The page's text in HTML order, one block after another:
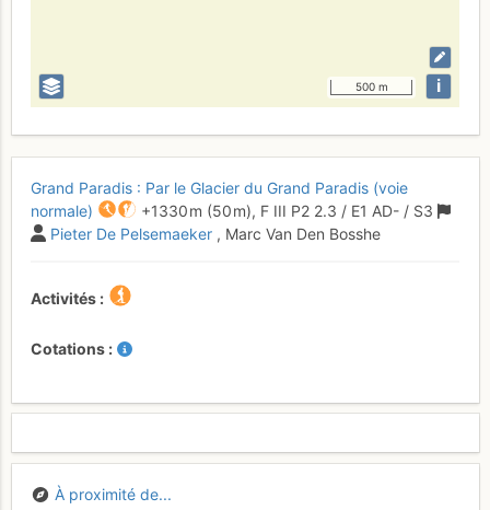
500 m i
Grand Paradis : Par le Glacier du Grand Paradis (voie
normale)
+1330 m (50 m), F III P2 2.3 / E1 AD- / S3
Pieter De Pelsemaeker , Marc Van Den Bosshe
Activités
Cotations
À proximité de...